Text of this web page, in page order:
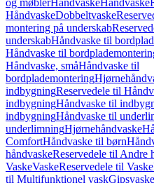
og møblerHåndvaskeHåndvaske
HåndvaskeDobbeltvaske
montering på underskab
underskabHåndvaske til
Håndvaske til
Håndvaske, småHåndvaske til
bordplademontering
indbygningReservedele til
indbygningHåndvaske til
indbygningHåndvaske til
underlimningHjørnehåndvaske
ComfortHåndvaske til børn
håndvaskeReservedele til Andre
VaskeVaskeReservedele til Vaske
til Multifunktionel vaskGipsvaske